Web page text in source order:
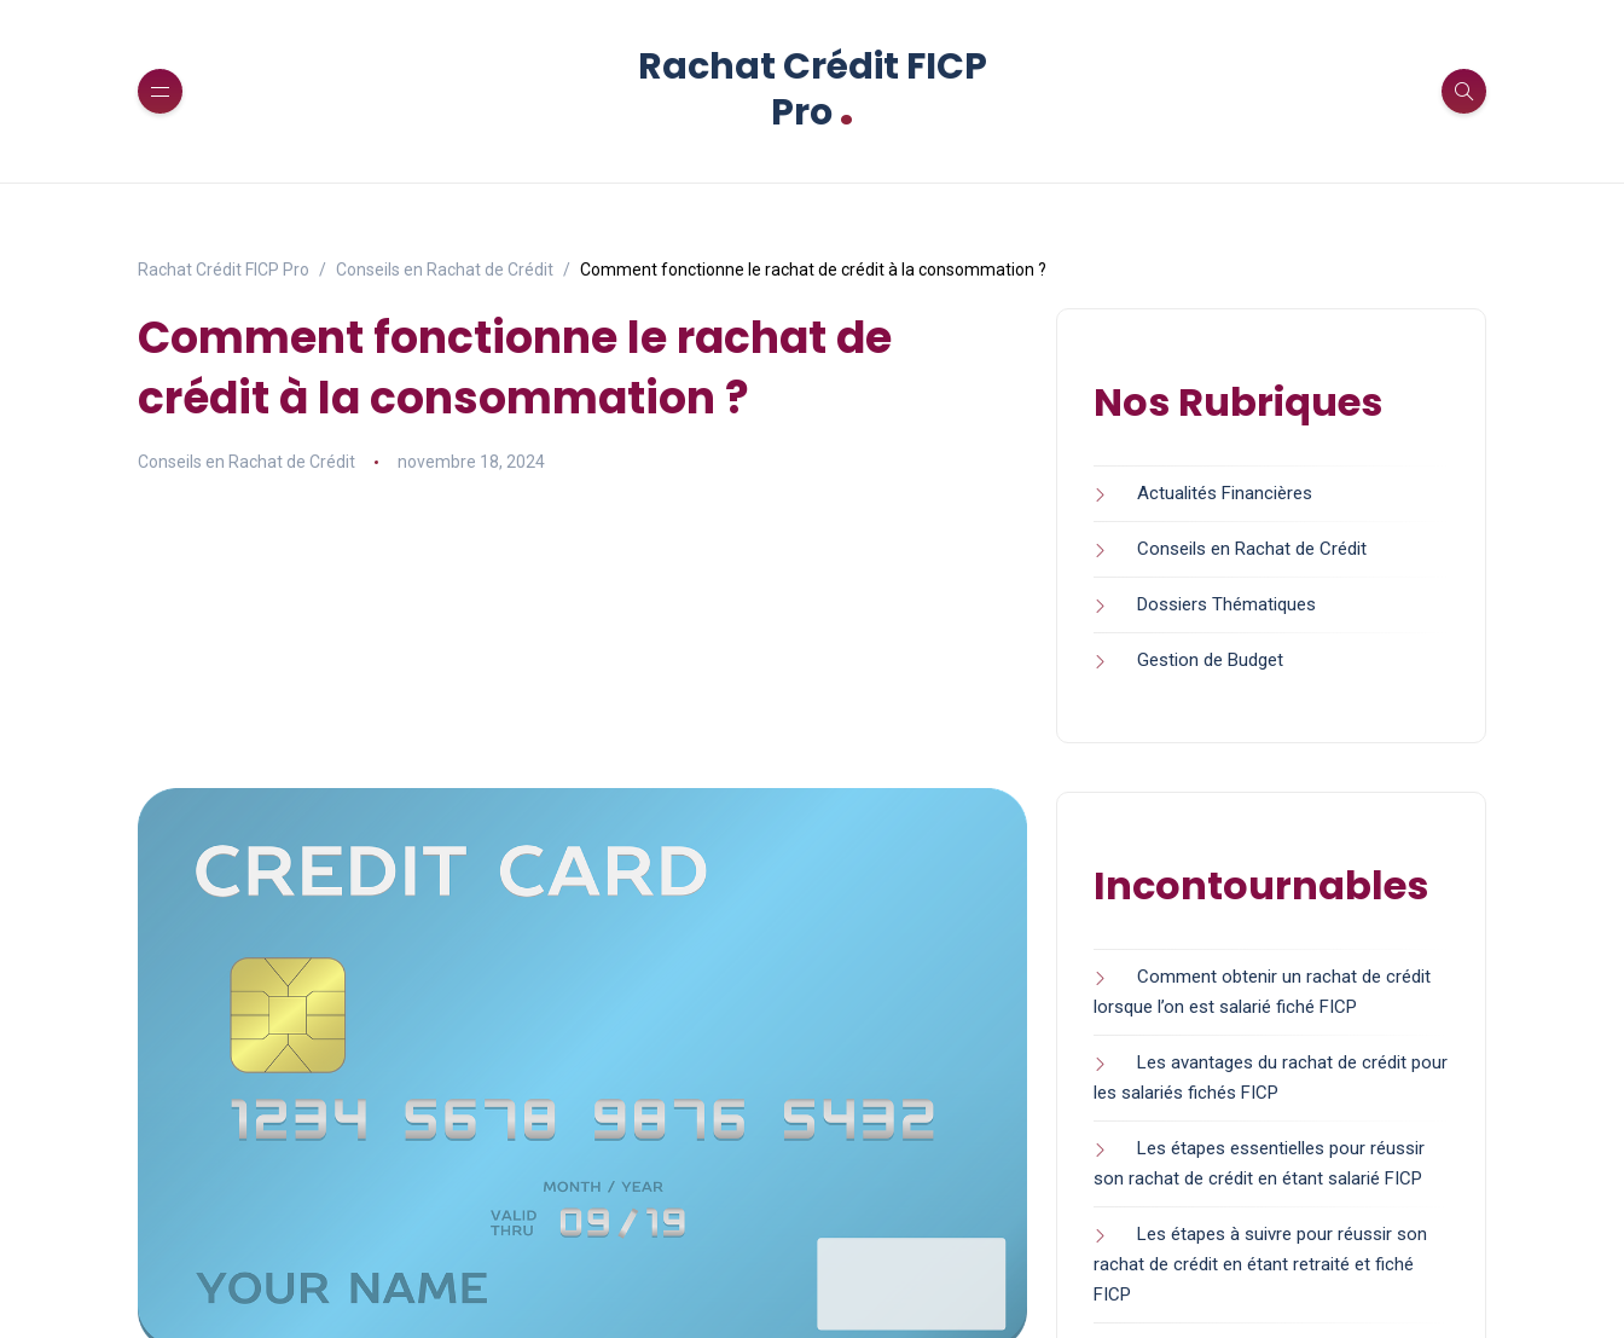
Rachat Crédit FICP
Pro.
Rachat Crédit FICP Pro Conseils en Rachat de Crédit Comment fonctionne le rachat de crédit à la consommation ?
Comment fonctionne le rachat de
crédit à la consommation ?
Conseils en Rachat de Crédit novembre 18, 2024
Nos Rubriques
Actualités Financières
Conseils en Rachat de Crédit
Dossiers Thématiques
Gestion de Budget
Incontournables
Comment obtenir un rachat de crédit
lorsque l’on est salarié fiché FICP
Les avantages du rachat de crédit pour
les salariés fichés FICP
Les étapes essentielles pour réussir
son rachat de crédit en étant salarié FICP
Les étapes à suivre pour réussir son
rachat de crédit en étant retraité et fiché
FICP